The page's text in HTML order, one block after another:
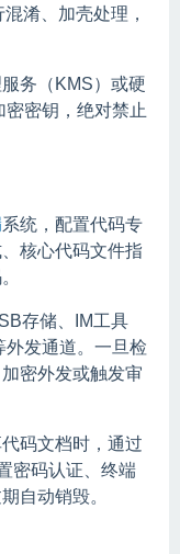
淆、加壳处理，
务（KMS）或硬
密钥，绝对禁止
系统，配置代码专
核心代码文件指
存储、IM工具
外发通道。一旦检
密外发或触发审
码文档时，通过
密码认证、终端
自动销毁。